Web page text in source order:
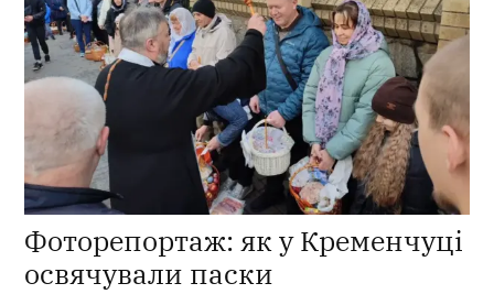
Фоторепортаж: як у Кременчуці
освячували паски